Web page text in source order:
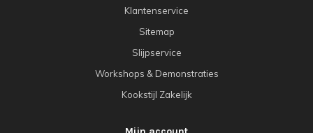
Klantenservice
Sitemap
Slijpservice
Workshops & Demonstraties
Kookstijl Zakelijk